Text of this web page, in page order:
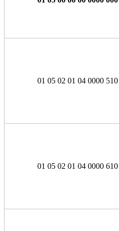
01 05 02 01 04 0000 510
01 05 02 01 04 0000 610